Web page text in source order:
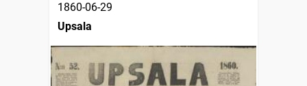
1860-06-29
Upsala